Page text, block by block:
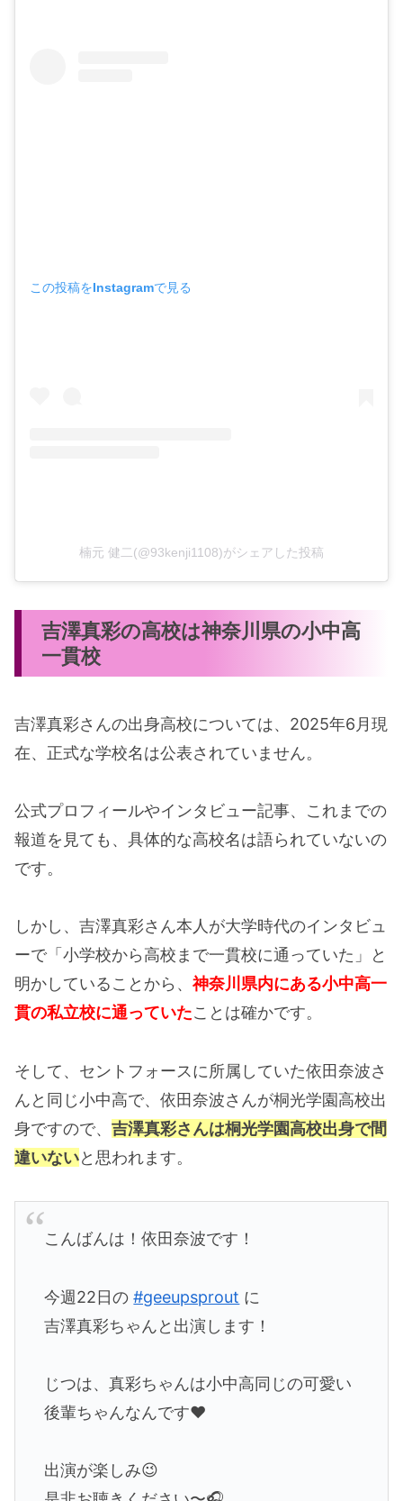
この投稿をInstagramで見る
楠元 健二(@93kenji1108)がシェアした投稿
吉澤真彩の高校は神奈川県の小中高
一貫校
吉澤真彩さんの出身高校については、2025年6月現
在、正式な学校名は公表されていません。
公式プロフィールやインタビュー記事、これまでの
報道を見ても、具体的な高校名は語られていないの
です。
しかし、吉澤真彩さん本人が大学時代のインタビュ
ーで「小学校から高校まで一貫校に通っていた」と
明かしていることから、 神奈川県内にある小中高一
貫の私立校に通っていたことは確かです。
そして、セントフォースに所属していた依田奈波さ
んと同じ小中高で、依田奈波さんが桐光学園高校出
身ですので、 吉澤真彩さんは桐光学園高校出身で間
違いないと思われます。
こんばんは！依田奈波です！
今週22日の#geeupsprout に
吉澤真彩ちゃんと出演します！
じつは、真彩ちゃんは小中高同じの可愛い
後輩ちゃんなんです❤︎
出演が楽しみ😉